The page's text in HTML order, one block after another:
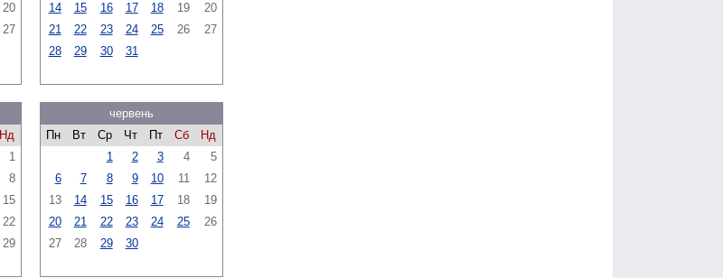
20
27
14
15 16 17 18 19
20
21
22 23 24 25 26
27
28
29 30 31
Нд
1
8
15
22
29
червень
Пн
Вт Ср Чт Пт Сб
Нд
1
2 3 4
5
6
7 8 9 10 11
12
13
14 15 16 17 18
19
20
21 22 23 24 25
26
27
28 29 30